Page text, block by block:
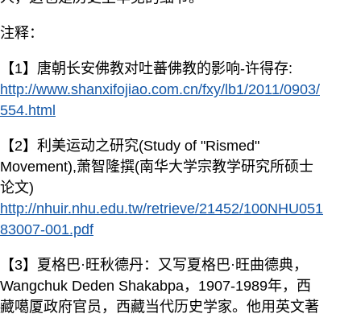
注释：
【1】唐朝长安佛教对吐蕃佛教的影响-许得存:
http://www.shanxifojiao.com.cn/fxy/lb1/2011/0903/
554.html
【2】利美运动之研究(Study of "Rismed"
Movement),萧智隆撰(南华大学宗教学研究所硕士
论文)
http://nhuir.nhu.edu.tw/retrieve/21452/100NHU051
83007-001.pdf
【3】夏格巴·旺秋德丹：又写夏格巴·旺曲德典，
Wangchuk Deden Shakabpa，1907-1989年，西
藏噶厦政府官员，西藏当代历史学家。他用英文著